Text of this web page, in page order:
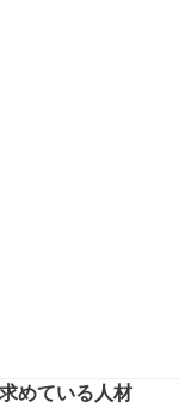
求めている人材